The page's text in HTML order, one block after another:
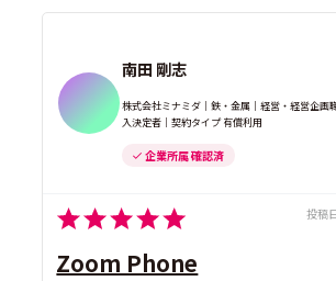
南田 剛志
株式会社ミナミダ｜鉄・金属｜経営・経営企画
入決定者｜契約タイプ 有償利用
企業所属 確認済
投稿
Zoom Phone